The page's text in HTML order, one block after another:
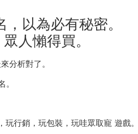
以為必有秘密。
人懶得買。
分析對了。
行銷，玩包裝，玩哇眾取寵 遊戲。